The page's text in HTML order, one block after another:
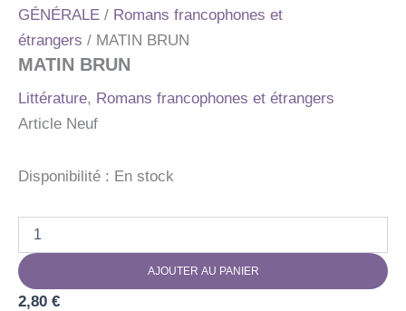
GÉNÉRALE / Romans francophones et
étrangers / MATIN BRUN
MATIN BRUN
Littérature, Romans francophones et étrangers
Article Neuf
Disponibilité : En stock
MATIN
BRUN
AJOUTER AU PANIER
2,80 €